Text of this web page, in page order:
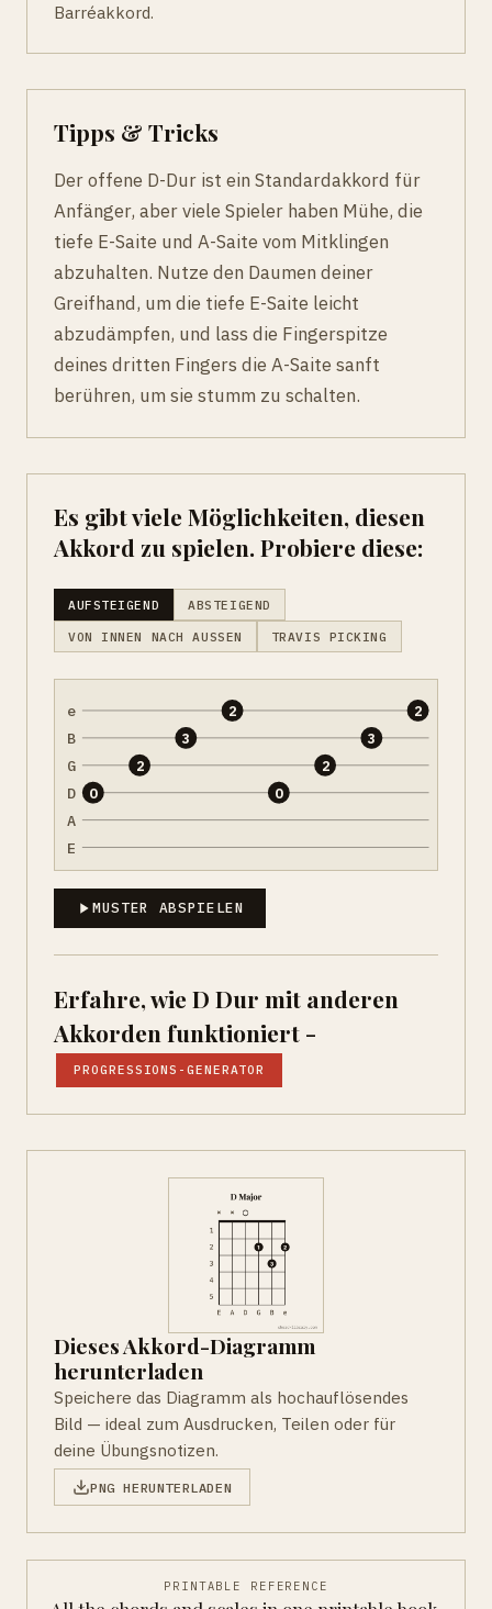
Barréakkord.
Tipps & Tricks
Der offene D-Dur ist ein Standardakkord für
Anfänger, aber viele Spieler haben Mühe, die
tiefe E-Saite und A-Saite vom Mitklingen
abzuhalten. Nutze den Daumen deiner
Greifhand, um die tiefe E-Saite leicht
abzudämpfen, und lass die Fingerspitze
deines dritten Fingers die A-Saite sanft
berühren, um sie stumm zu schalten.
Es gibt viele Möglichkeiten, diesen
Akkord zu spielen. Probiere diese:
AUFSTEIGEND ABSTEIGEND
VON INNEN NACH AUSSEN TRAVIS PICKING
e
B
G
D
A
E
0
2
3
2
0
2
3
2
MUSTER ABSPIELEN
Erfahre, wie D Dur mit anderen
Akkorden funktioniert -
PROGRESSIONS-GENERATOR
Dieses Akkord-Diagramm
herunterladen
Speichere das Diagramm als hochauflösendes
Bild — ideal zum Ausdrucken, Teilen oder für
deine Übungsnotizen.
PNG HERUNTERLADEN
PRINTABLE REFERENCE